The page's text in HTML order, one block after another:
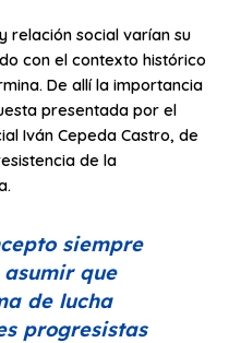
relación social varían su
con el contexto histórico
De allí la importancia
presentada por el
Iván Cepeda Castro, de
de la
siempre
que
de lucha
progresistas